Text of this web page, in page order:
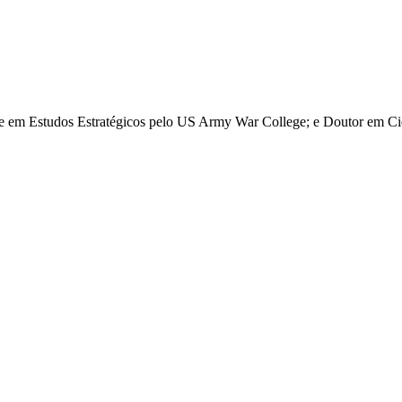
Estudos Estratégicos pelo US Army War College; e Doutor em